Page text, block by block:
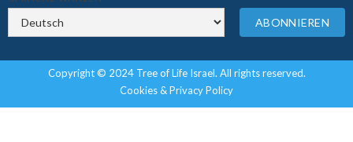
Copyright © 2024 Tree of Life Israel. All rights reserved.
Cookies & Privacy Policy